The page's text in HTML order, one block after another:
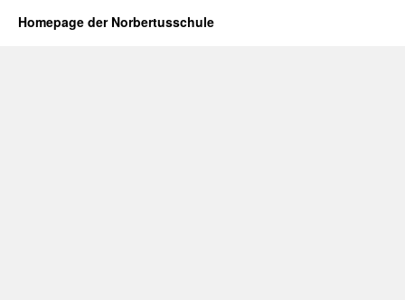
Homepage der Norbertusschule